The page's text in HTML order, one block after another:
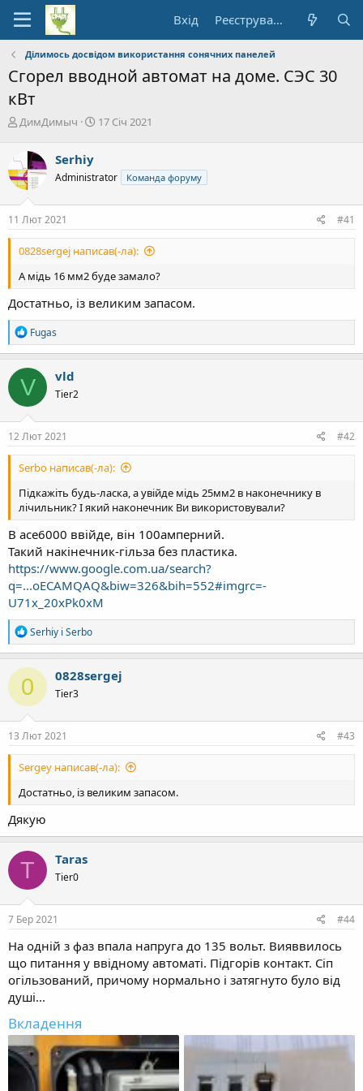
Вхід Реєстрування
Ділимось досвідом використання сонячних панелей
Сгорел вводной автомат на доме. СЭС 30
кВт
А
о
р
т
е
м
ДимДимыч
Д
п
ч
к
17 Січ 2021
Serhiy
Administrator Команда форуму
11 Лют 2021 #41
0828sergej написав(-ла):
А мідь 16 мм2 буде замало?
Достатньо, із великим запасом.
Р
е
а
к
ц
і
ї
:
Fugas
V vld
Tier2
12 Лют 2021 #42
Serbo написав(-ла):
Підкажіть будь-ласка, а увійде мідь 25мм2 в наконечнику в
лічильник? І який наконечник Ви використовували?
В ace6000 ввійде, він 100амперний.
Такий накінечник-гільза без пластика.
https://www.google.com.ua/search?
q=...oECAMQAQ&biw=326&bih=552#imgrc=-
U71x_20xPk0xM
Р
е
а
к
ц
і
ї
:
Serhiy і Serbo
0 0828sergej
Tier3
13 Лют 2021 #43
Sergey написав(-ла):
Достатньо, із великим запасом.
Дякую
T Taras
Tier0
7 Бер 2021 #44
На одній з фаз впала напруга до 135 вольт. Вияввилось
що питання у ввідному автоматі. Підгорів контакт. Сіп
огільзований, причому нормально і затягнуто було від
душі...
Вкладення